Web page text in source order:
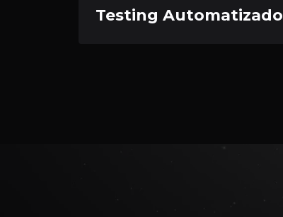
Testing Automatizado